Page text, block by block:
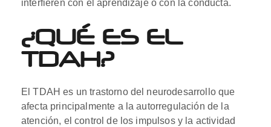
interfieren con el aprendizaje o con la conducta.
¿QUÉ ES EL
TDAH?
El TDAH es un trastorno del neurodesarrollo que
afecta principalmente a la autorregulación de la
atención, el control de los impulsos y la actividad